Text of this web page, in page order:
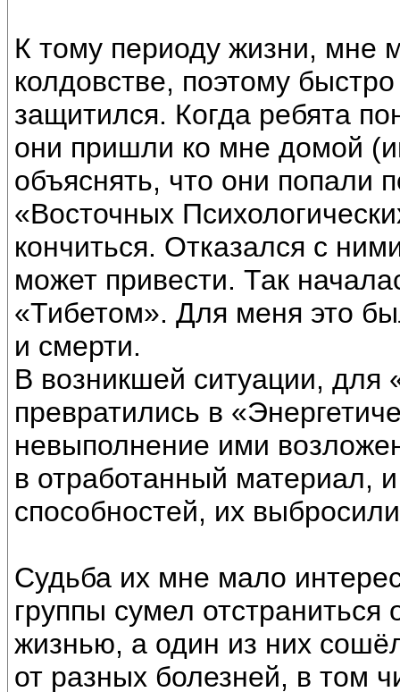
К тому периоду жизни, мне
колдовстве, поэтому
защитился. Когда ребята
они пришли ко мне домой
объяснять, что они попали
«Восточных
кончиться. Отказался с
может привести. Так
«Тибетом». Для меня это
и смерти.
В возникшей ситуации, для
превратились в
невыполнение ими
в отработанный материал,
способностей, их
Судьба их мне мало
группы сумел отстраниться
жизнью, а один из них
от разных болезней, в том